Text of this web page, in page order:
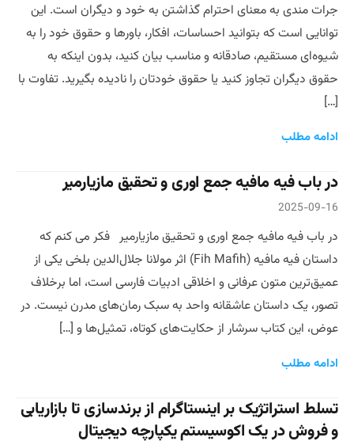
جرات مندی به معنای احترام گذاشتن به خود و دیگران است. این
توانایی است که بتوانید احساسات، افکار، باورها و حقوق خود را به
شیوه‌ای مستقیم، صادقانه و مناسب بیان کنید، بدون اینکه به
حقوق دیگران تجاوز کنید یا حقوق خودتان را نادیده بگیرید. تفاوت با
[…]
ادامه مطلب
در باب فیه مافیه جمع اوری و تحقیق مازیارمیر
2025-09-16
در باب فیه مافیه جمع اوری و تحقیق مازیارمیر فکر می کنم که
داستان فیه مافیه (Fih Mafih) اثر مولانا جلال‌الدین بلخی یکی از
عمیق‌ترین متون عرفانی و اخلاقی ادبیات فارسی است، اما برخلاف
تصور، یک داستان عاشقانه واحد به سبک رمان‌های مدرن نیست. در
عوض، این کتاب سرشار از حکایت‌های کوتاه، تمثیل‌ها و […]
ادامه مطلب
تسلط استراتژیک بر اینستاگرام از برندسازی تا بازاریابی
و فروش در یک اکوسیستم یکپارچه دیجیتال